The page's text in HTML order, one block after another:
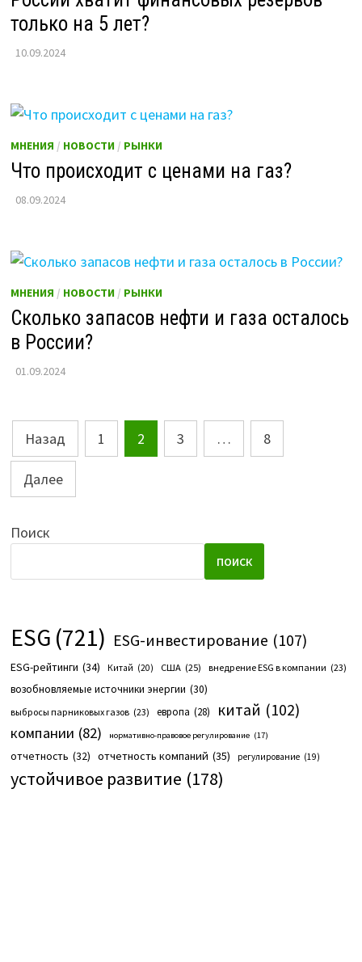
только на 5 лет?
10.09.2024
МНЕНИЯ / НОВОСТИ/ РЫНКИ
Что происходит с ценами на газ?
08.09.2024
МНЕНИЯ / НОВОСТИ/ РЫНКИ
Сколько запасов нефти и газа осталось
в России?
01.09.2024
Пагинация
записей
Назад 1 2 3 … 8
Далее
Поиск
ПОИСК
ESG (721) ESG-инвестирование (107)
ESG-рейтинги (34) Китай (20) США (25) внедрение ESG в компании (23)
возобновляемые источники энергии (30)
выбросы парниковых газов (23) европа (28) китай (102)
компании (82) нормативно-правовое регулирование (17)
отчетность (32) отчетность компаний (35) регулирование (19)
устойчивое развитие (178)